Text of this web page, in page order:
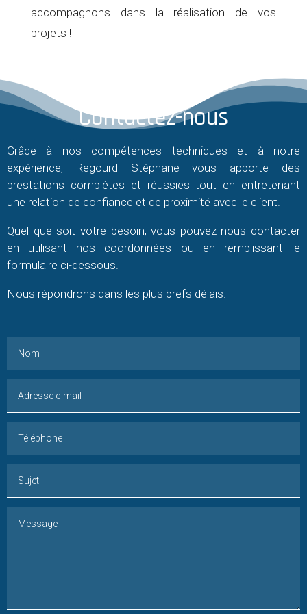
accompagnons dans la réalisation de vos
projets !
Contactez-nous
Grâce à nos compétences techniques et à notre
expérience, Regourd Stéphane vous apporte des
prestations complètes et réussies tout en entretenant
une relation de confiance et de proximité avec le client.
Quel que soit votre besoin, vous pouvez nous contacter
en utilisant nos coordonnées ou en remplissant le
formulaire ci-dessous.
Nous répondrons dans les plus brefs délais.